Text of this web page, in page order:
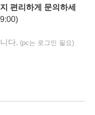
편리하게 문의하세
다. (pc는 로그인 필요)